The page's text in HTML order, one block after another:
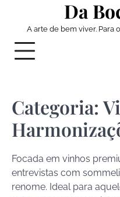
content
Da
A arte de bem viver. Para
Categoria:
Focada em vinhos
entrevistas com
renome. Ideal para